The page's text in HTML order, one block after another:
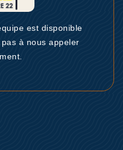
est disponible
à nous appeler